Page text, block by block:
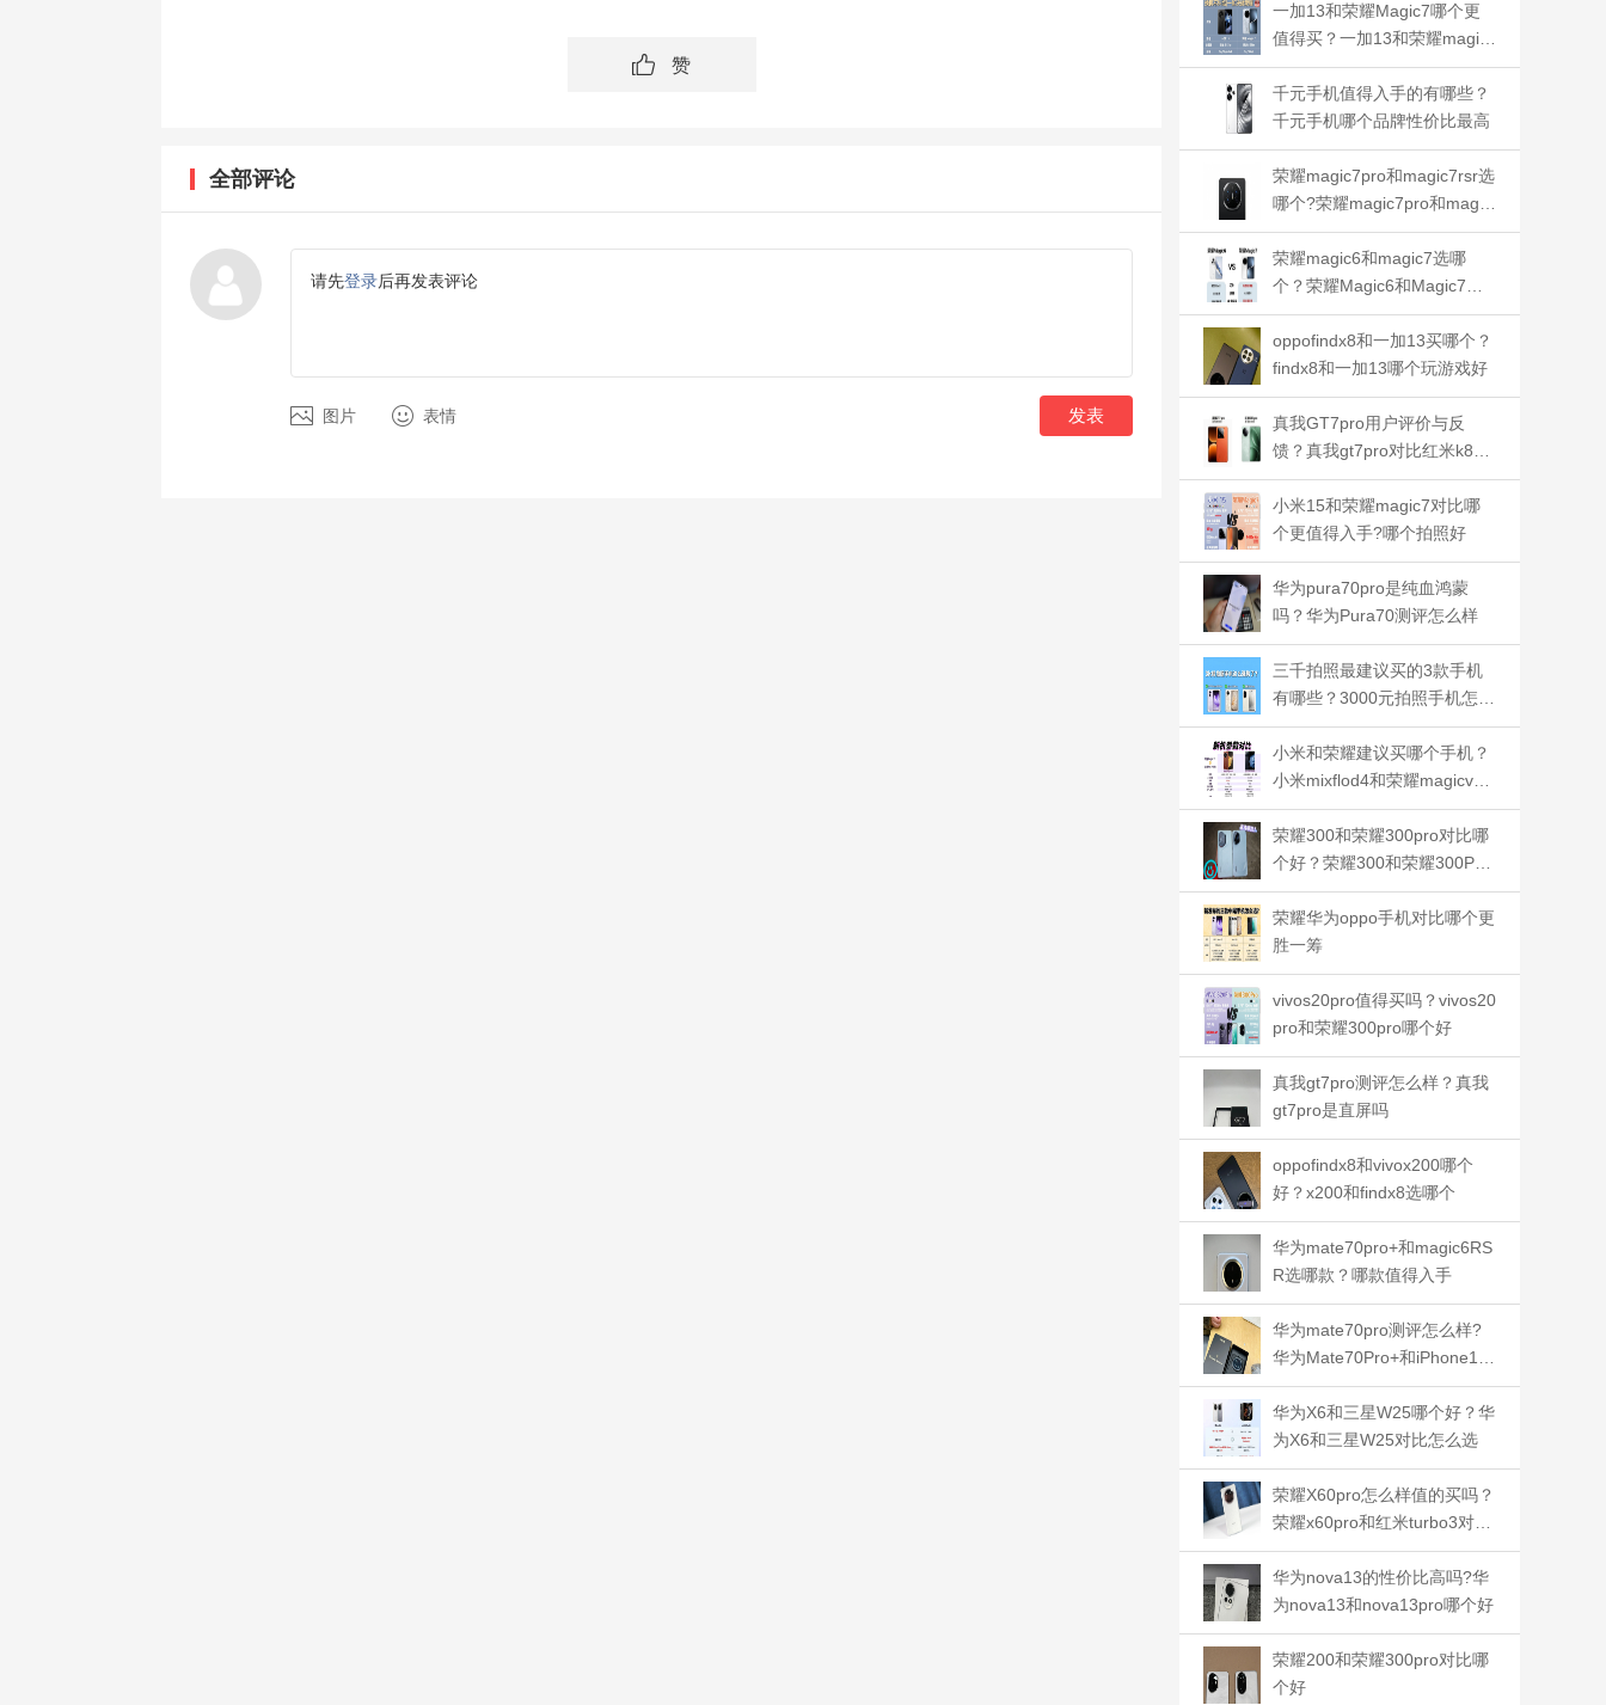
赞
全部评论
请先登录后再发表评论
图片 表情 发表
一加13和荣耀Magic7哪个更
值得买？一加13和荣耀magic
7哪个更护眼
千元手机值得入手的有哪些？
千元手机哪个品牌性价比最高
荣耀magic7pro和magic7rsr选
哪个?荣耀magic7pro和magic
7rsr对比哪个好
荣耀magic6和magic7选哪
个？荣耀Magic6和Magic7对
比哪个好
oppofindx8和一加13买哪个？
findx8和一加13哪个玩游戏好
真我GT7pro用户评价与反
馈？真我gt7pro对比红米k80p
ro对比哪个好
小米15和荣耀magic7对比哪
个更值得入手?哪个拍照好
华为pura70pro是纯血鸿蒙
吗？华为Pura70测评怎么样
三千拍照最建议买的3款手机
有哪些？3000元拍照手机怎么
选
小米和荣耀建议买哪个手机？
小米mixflod4和荣耀magicv3
应该如何选
荣耀300和荣耀300pro对比哪
个好？荣耀300和荣耀300Pro
的区别
荣耀华为oppo手机对比哪个更
胜一筹
vivos20pro值得买吗？vivos20
pro和荣耀300pro哪个好
真我gt7pro测评怎么样？真我
gt7pro是直屏吗
oppofindx8和vivox200哪个
好？x200和findx8选哪个
华为mate70pro+和magic6RS
R选哪款？哪款值得入手
华为mate70pro测评怎么样?
华为Mate70Pro+和iPhone16
Pro哪款拍照好
华为X6和三星W25哪个好？华
为X6和三星W25对比怎么选
荣耀X60pro怎么样值的买吗？
荣耀x60pro和红米turbo3对比
哪个好
华为nova13的性价比高吗?华
为nova13和nova13pro哪个好
荣耀200和荣耀300pro对比哪
个好